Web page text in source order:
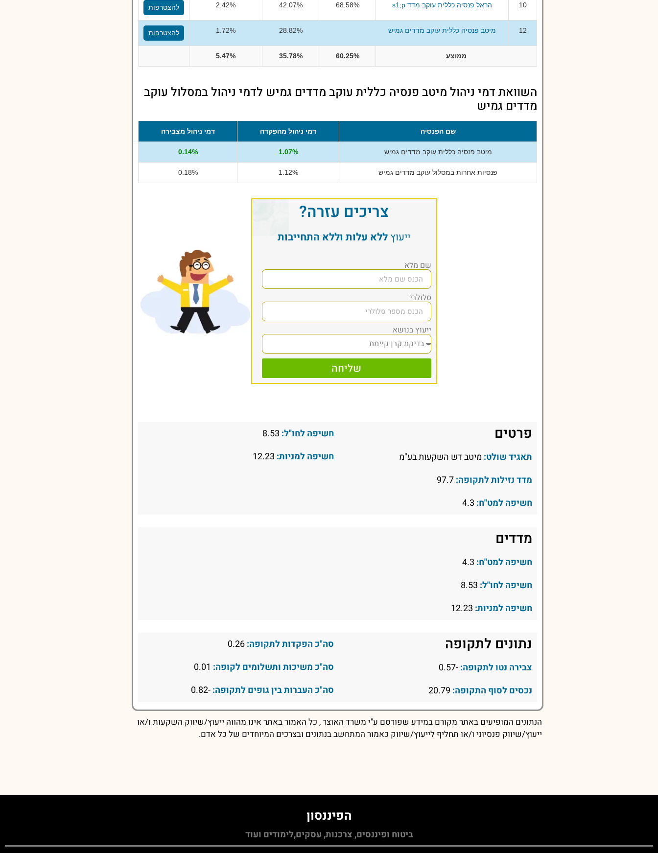
10 הראל פנסיה כללית עוקב מדד s1;p 68.58%
42.07%
2.42% להצטרפות
12 מיטב פנסיה כללית עוקב מדדים גמיש 28.82%
1.72% להצטרפות
ממוצע 60.25%
35.78%
5.47%
השוואת דמי ניהול מיטב פנסיה כללית עוקב מדדים גמיש לדמי ניהול במסלול עוקב
מדדים גמיש
שם הפנסיה דמי ניהול מהפקדה דמי ניהול מצבירה
מיטב פנסיה כללית עוקב מדדים גמיש 1.07%
0.14%
פנסיות אחרות במסלול עוקב מדדים גמיש 1.12%
0.18%
צריכים עזרה?
ייעוץללא עלות וללא התחייבות
שם מלא
סלולרי
ייעוץ בנושא
שליחה
פרטים
תאגיד שולט: מיטב דש השקעות בע"מ
מדד נזילות לתקופה:
חשיפה למט"ח:
חשיפה לחו"ל:
חשיפה למניות:
מדדים
חשיפה למט"ח:
חשיפה לחו"ל:
חשיפה למניות:
נתונים לתקופה
צבירה נטו לתקופה:-0.57
נכסים לסוף התקופה:
סה"כ הפקדות לתקופה:0.26
סה"כ משיכות ותשלומים לקופה:
סה"כ העברות בין גופים לתקופה:-0.82
הנתונים המופיעים באתר מקורם במידע שפורסם ע"י משרד האוצר , כל האמור באתר אינו מהווה ייעוץ/שיווק השקעות ו/או
ייעוץ/שיווק פנסיוני ו/או תחליף לייעוץ/שיווק כאמור המתחשב בנתונים ובצרכים המיוחדים של כל אדם.
הפיננסון
ביטוח ופיננסים, צרכנות, עסקים,לימודים ועוד